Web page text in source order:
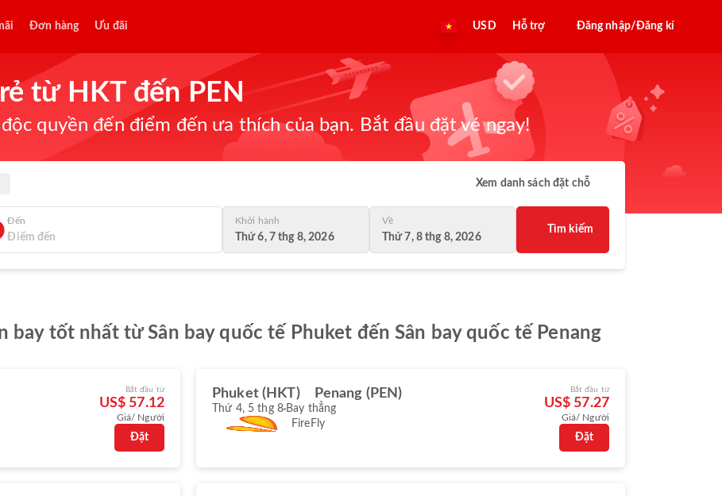
Đơn hàng Ưu đãi USD Hỗ trợ Đăng nhập/Đăng kí
từ HKT đến PEN
quyền đến điểm đến ưa thích của bạn. Bắt đầu đặt vé ngay!
Xem danh sách đặt chỗ
Đến Khởi hành
Thứ 6, 7 thg 8, 2026
Về
Thứ 7, 8 thg 8, 2026
Tìm kiếm
bay tốt nhất từ Sân bay quốc tế Phuket đến Sân bay quốc tế Penang
Bắt đầu từ
US$ 57.12
Giá/ Người
Đặt
Phuket (HKT) Penang (PEN)
Thứ 4, 5 thg 8 Bay thẳng
FireFly
Bắt đầu từ
US$ 57.27
Giá/ Người
Đặt